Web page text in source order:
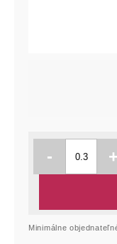
- +
Minimálne